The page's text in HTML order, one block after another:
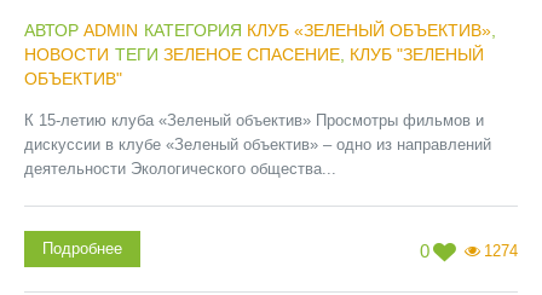
АВТОР ADMIN КАТЕГОРИЯ КЛУБ «ЗЕЛЕНЫЙ ОБЪЕКТИВ»
НОВОСТИ ТЕГИ ЗЕЛЕНОЕ СПАСЕНИЕ КЛУБ "ЗЕЛЕНЫЙ
ОБЪЕКТИВ"
К 15-летию клуба «Зеленый объектив» Просмотры фильмов и
дискуссии в клубе «Зеленый объектив» – одно из направлений
деятельности Экологического общества...
0 1274
Подробнее